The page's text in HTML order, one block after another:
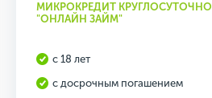
МИКРОКРЕДИТ КРУГЛОСУТОЧНО
"ОНЛАЙН ЗАЙМ"
с 18 лет
с досрочным погашением